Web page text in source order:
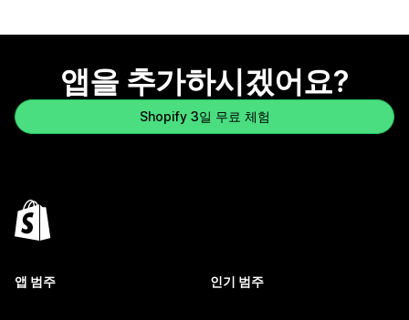
앱을 추가하시겠어요?
Shopify 3일 무료 체험
앱 범주 인기 범주